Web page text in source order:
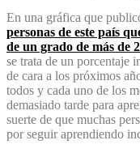
En una gráfica que
personas de este país
de un grado de más de
se trata de un porcentaje
de cara a los próximos
todos y cada uno de los
demasiado tarde para
suerte de que muchas
por seguir aprendiendo